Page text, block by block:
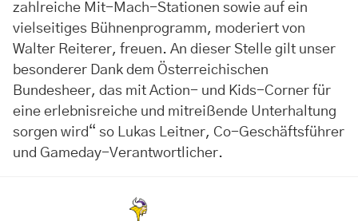
zahlreiche Mit-Mach-Stationen sowie auf ein
vielseitiges Bühnenprogramm, moderiert von
Walter Reiterer, freuen. An dieser Stelle gilt unser
besonderer Dank dem Österreichischen
Bundesheer, das mit Action- und Kids-Corner für
eine erlebnisreiche und mitreißende Unterhaltung
sorgen wird“ so Lukas Leitner, Co-Geschäftsführer
und Gameday-Verantwortlicher.